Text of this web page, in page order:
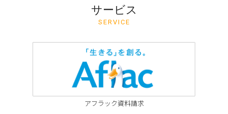
サービス
SERVICE
アフラック資料請求